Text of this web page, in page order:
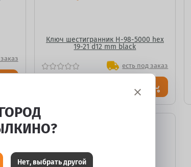
Ключ шестигранник H-98-5000 hex
19-21 d12 mm black
есть под заказ
Нет, выбрать другой